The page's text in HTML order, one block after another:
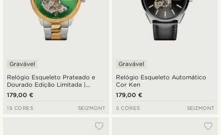
Relógio Esqueleto Prateado e
Dourado Edição Limitada |
Dante II
Gravável
179,00 €
15 CORES SEIZMONT
Relógio Esqueleto Automático
Cor Ken
Gravável
179,00 €
5 CORES SEIZMONT